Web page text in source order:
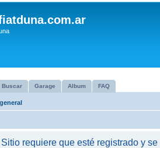
Buscar Garage Album FAQ
requiere que esté registrado y